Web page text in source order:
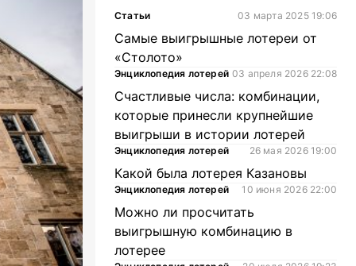
Статьи 03 марта 2025 19:06
Самые выигрышные лотереи от
«Столото»
Энциклопедия лотерей 03 апреля 2026 22:08
Счастливые числа: комбинации,
которые принесли крупнейшие
выигрыши в истории лотерей
Энциклопедия лотерей 26 мая 2026 19:00
Какой была лотерея Казановы
Энциклопедия лотерей 10 июня 2026 22:00
Можно ли просчитать
выигрышную комбинацию в
лотерее